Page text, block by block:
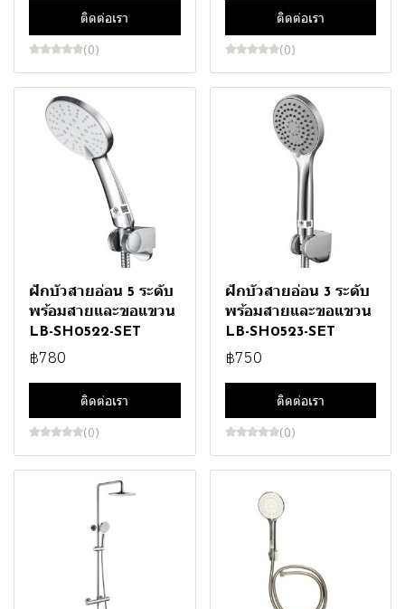
ติดต่อเรา
(0)
ติดต่อเรา
(0)
ฝักบัวสายอ่อน 5 ระดับ
พร้อมสายและขอแขวน
LB-SH0522-SET
฿780
ติดต่อเรา
(0)
ฝักบัวสายอ่อน 3 ระดับ
พร้อมสายและขอแขวน
LB-SH0523-SET
฿750
ติดต่อเรา
(0)